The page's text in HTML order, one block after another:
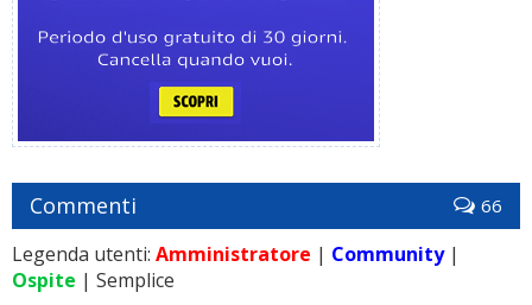
Commenti 66
Legenda utenti: Amministratore | Community|
Ospite | Semplice